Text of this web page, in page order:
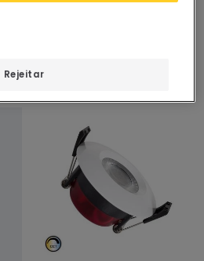
Rejeitar